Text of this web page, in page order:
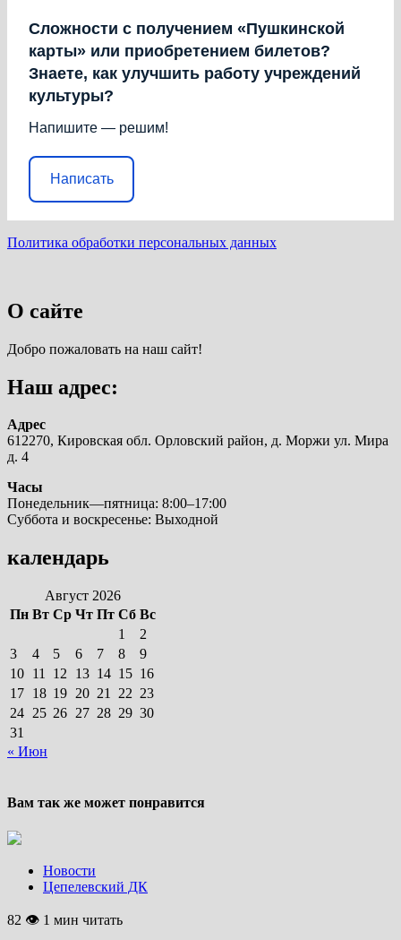
Сложности с получением «Пушкинской
карты» или приобретением билетов?
Знаете, как улучшить работу учреждений
культуры?
Напишите — решим!
Написать
Политика обработки персональных данных
О сайте
Добро пожаловать на наш сайт!
Наш адрес:
Адрес
612270, Кировская обл. Орловский район, д. Моржи ул. Мира
д. 4
Часы
Понедельник—пятница: 8:00–17:00
Суббота и воскресенье: Выходной
календарь
Август 2026
Пн Вт Ср Чт Пт Сб Вс
1
2
3
4 5 6 7 8
9
10 11 12 13 14 15 16
17 18 19 20 21 22 23
24 25 26 27 28 29 30
31
« Июн
Вам так же может понравится
Новости
Цепелевский ДК
82 👁 1 мин читать